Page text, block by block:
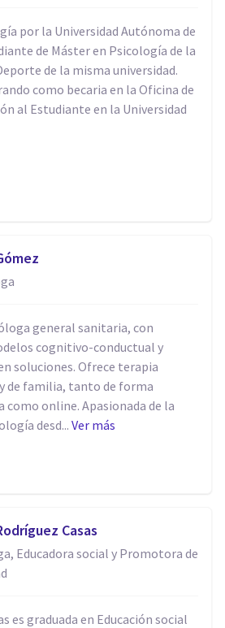
por la Universidad Autónoma de
de Máster en Psicología de la
de la misma universidad.
como becaria en la Oficina de
al Estudiante en la Universidad
general sanitaria, con
cognitivo-conductual y
soluciones. Ofrece terapia
de familia, tanto de forma
como online. Apasionada de la
desd... Ver más
Casas
Educadora social y Promotora de
es graduada en Educación social